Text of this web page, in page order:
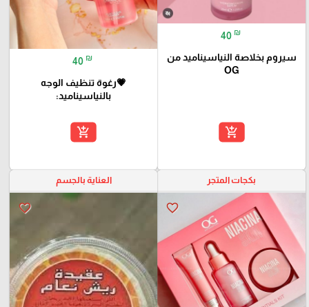
40 ₪
سيروم بخلاصة النياسيناميد من
OG
add_shopping_cart
40 ₪
💗رغوة تنظيف الوجه
بالنياسيناميد:
add_shopping_cart
بكجات المتجر
favorite_border
العناية بالجسم
favorite_border